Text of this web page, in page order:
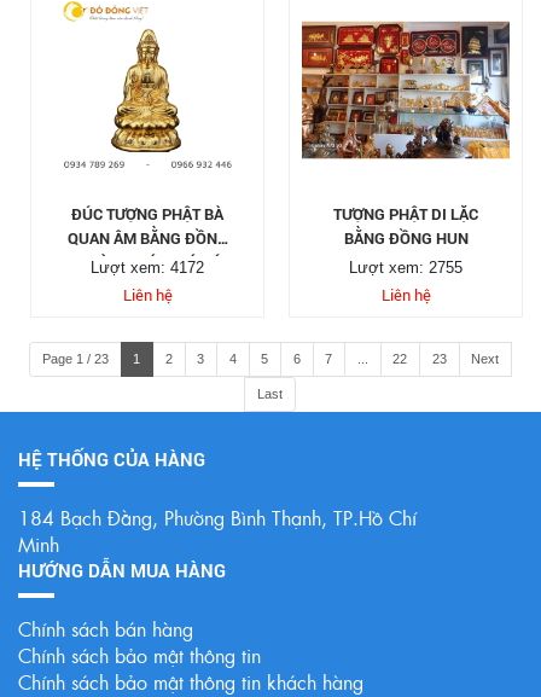
ĐÚC TƯỢNG PHẬT BÀ
QUAN ÂM BẰNG ĐỒNG
MẠ VÀNG, BÁO GIÁ ĐÚC
TƯỢNG PHẬT ĐỒNG
Lượt xem: 4172
Liên hệ
TƯỢNG PHẬT DI LẶC
BẰNG ĐỒNG HUN
Lượt xem: 2755
Liên hệ
Page 1 / 23 1 2 3 4 5 6 7 22 23 Next
Last
HỆ THỐNG CỦA HÀNG
184 Bạch Đằng, Phường Bình Thạnh, TP.Hồ Chí
Minh
HƯỚNG DẪN MUA HÀNG
Chính sách bán hàng
Chính sách bảo mật thông tin
Chính sách bảo mật thông tin khách hàng